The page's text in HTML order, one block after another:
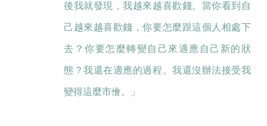
後我就發現，我越來越喜歡錢。當你看到自
己越來越喜歡錢，你要怎麼跟這個人相處下
去？你要怎麼轉變自己來適應自己新的狀
態？我還在適應的過程。我還沒辦法接受我
變得這麼市儈。」